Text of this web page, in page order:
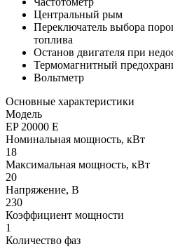
Центральный рым
Переключатель выбора
топлива
Останов двигателя при
Термомагнитный
Вольтметр
Основные характеристики
Модель
EP 20000 E
Номинальная мощность, кВт
18
Максимальная мощность, кВт
20
Напряжение, В
230
Коэффициент мощности
1
Количество фаз